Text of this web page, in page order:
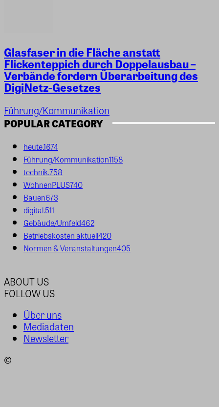
Glasfaser in die Fläche anstatt
Flickenteppich durch Doppelausbau –
Verbände fordern Überarbeitung des
DigiNetz-Gesetzes
Führung/Kommunikation
POPULAR CATEGORY
heute.1674
Führung/Kommunikation1158
technik.758
WohnenPLUS740
Bauen673
digital.511
Gebäude/Umfeld462
Betriebskosten aktuell420
Normen & Veranstaltungen405
ABOUT US
FOLLOW US
Über uns
Mediadaten
Newsletter
©